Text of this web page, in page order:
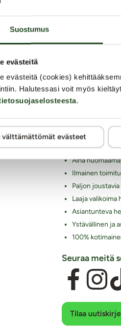
Suostumus
evästeitä
evästeitä (cookies)
Halutessasi voit myös
.
välttämättömät evästeet
Takaisin
Miksi juuri
Laaja ja
Arkisin ennen
samana päivänä
Aina
Ilmainen
Paljon
Laaja valikoima
Asiantunteva
Ystävällinen ja
100%
Seuraa meitä
Tilaa uutiskirje